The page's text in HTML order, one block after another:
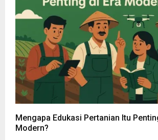
Mengapa Edukasi Pertanian Itu
Modern?